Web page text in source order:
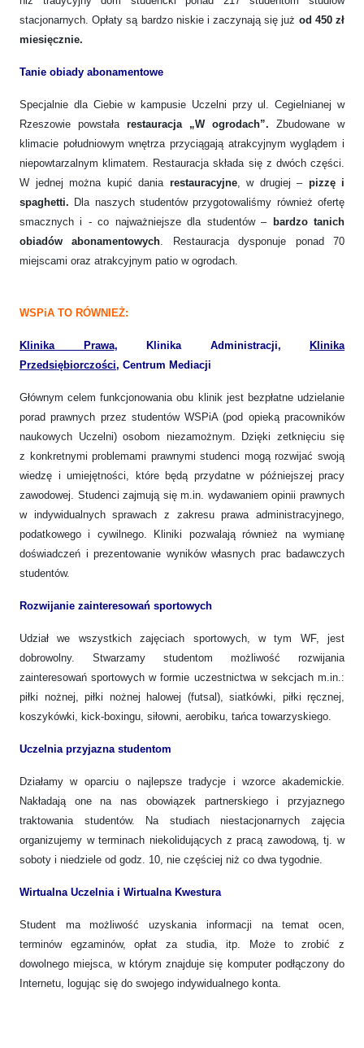
stacjonarnych. Opłaty są bardzo niskie i zaczynają się już od 450 zł
miesięcznie.
Tanie obiady abonamentowe
Specjalnie dla Ciebie w kampusie Uczelni przy ul. Cegielnianej w
Rzeszowie powstałarestauracja „W ogrodach”. Zbudowane w
klimacie południowym wnętrza przyciągają atrakcyjnym wyglądem i
niepowtarzalnym klimatem. Restauracja składa się z dwóch części.
W jednej można kupić dania restauracyjne, w drugiej – pizzę i
spaghetti. Dla naszych studentów przygotowaliśmy również ofertę
smacznych i - co najważniejsze dla studentów – bardzo tanich
obiadów abonamentowych. Restauracja dysponuje ponad 70
miejscami oraz atrakcyjnym patio w ogrodach.
WSPiA TO RÓWNIEŻ:
Klinika Prawa, Klinika Administracji,
Klinika
Przedsiębiorczości, Centrum Mediacji
Głównym celem funkcjonowania obu klinik jest bezpłatne udzielanie
porad prawnych przez studentów WSPiA (pod opieką pracowników
naukowych Uczelni) osobom niezamożnym. Dzięki zetknięciu się
z konkretnymi problemami prawnymi studenci mogą rozwijać swoją
wiedzę i umiejętności, które będą przydatne w późniejszej pracy
zawodowej. Studenci zajmują się m.in. wydawaniem opinii prawnych
w indywidualnych sprawach z zakresu prawa administracyjnego,
podatkowego i cywilnego. Kliniki pozwalają również na wymianę
doświadczeń i prezentowanie wyników własnych prac badawczych
studentów.
Rozwijanie zainteresowań sportowych
Udział we wszystkich zajęciach sportowych, w tym WF, jest
dobrowolny. Stwarzamy studentom możliwość rozwijania
zainteresowań sportowych w formie uczestnictwa w sekcjach m.in.:
piłki nożnej, piłki nożnej halowej (futsal), siatkówki, piłki ręcznej,
koszykówki, kick-boxingu, siłowni, aerobiku, tańca towarzyskiego.
Uczelnia przyjazna studentom
Działamy w oparciu o najlepsze tradycje i wzorce akademickie.
Nakładają one na nas obowiązek partnerskiego i przyjaznego
traktowania studentów. Na studiach niestacjonarnych zajęcia
organizujemy w terminach niekolidujących z pracą zawodową, tj. w
soboty i niedziele od godz. 10, nie częściej niż co dwa tygodnie.
Wirtualna Uczelnia i Wirtualna Kwestura
Student ma możliwość uzyskania informacji na temat ocen,
terminów egzaminów, opłat za studia, itp. Może to zrobić z
dowolnego miejsca, w którym znajduje się komputer podłączony do
Internetu, logując się do swojego indywidualnego konta.